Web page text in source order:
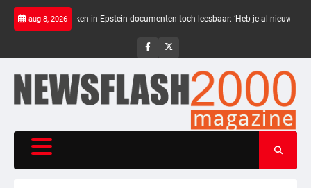
Skip
aug 8, 2026
Zwarte balken in Epstein-documenten toch leesbaar: ‘Heb je al nieuwe
NewsFlash